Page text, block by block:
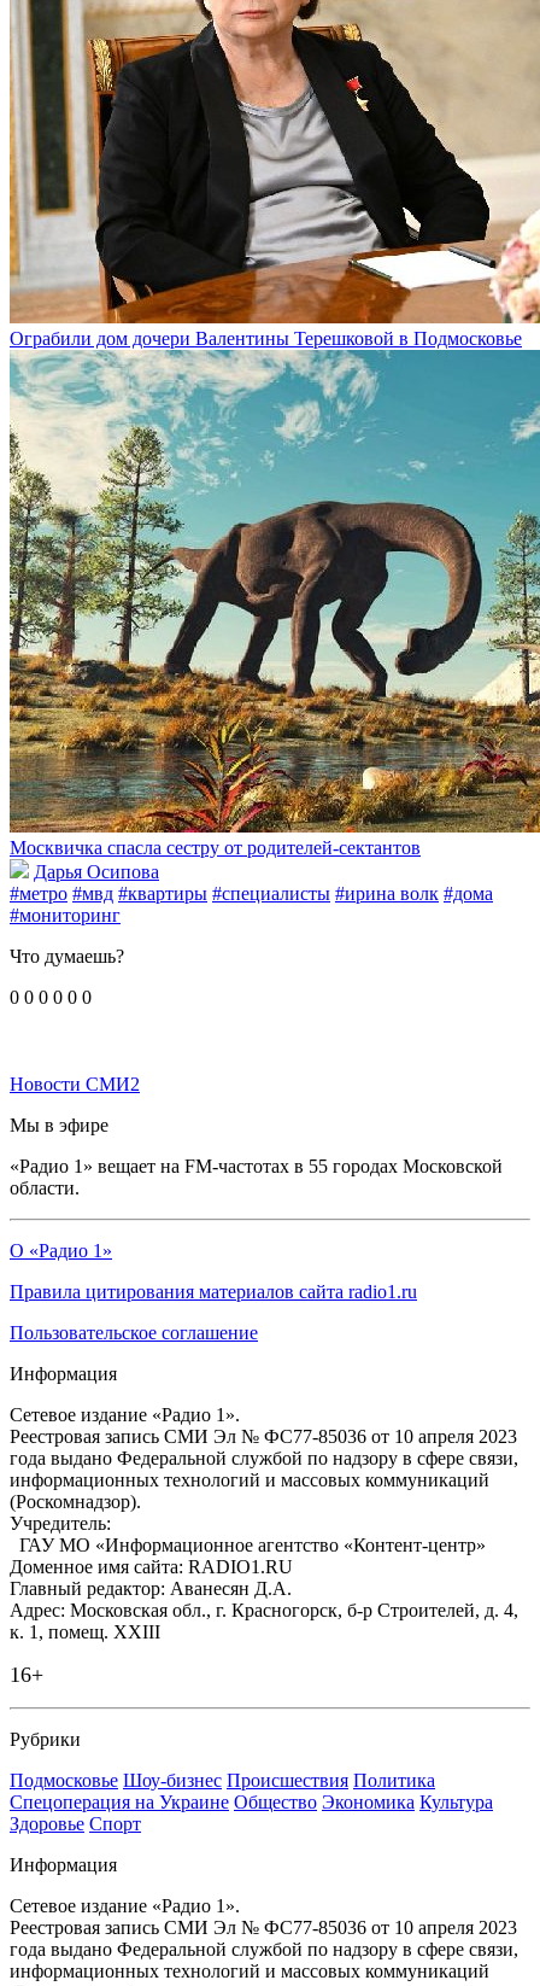
Ограбили дом дочери Валентины Терешковой в Подмосковье
Москвичка спасла сестру от родителей-сектантов
Дарья Осипова
#метро #мвд #квартиры #специалисты #ирина волк #дома
#мониторинг
Что думаешь?
0 0 0 0 0 0
Новости СМИ2
Мы в эфире
«Радио 1» вещает на FM-частотах в 55 городах Московской
области.
О «Радио 1»
Правила цитирования материалов сайта radio1.ru
Пользовательское соглашение
Информация
Сетевое издание «Радио 1».
Реестровая запись СМИ Эл № ФС77-85036 от 10 апреля 2023
года выдано Федеральной службой по надзору в сфере связи,
информационных технологий и массовых коммуникаций
(Роскомнадзор).
Учредитель:
ГАУ МО «Информационное агентство «Контент-центр»
Доменное имя сайта: RADIO1.RU
Главный редактор: Аванесян Д.А.
Адрес: Московская обл., г. Красногорск, б-р Строителей, д. 4,
к. 1, помещ. XXIII
16+
Рубрики
Подмосковье Шоу-бизнес Происшествия Политика
Спецоперация на Украине Общество Экономика Культура
Здоровье Спорт
Информация
Сетевое издание «Радио 1».
Реестровая запись СМИ Эл № ФС77-85036 от 10 апреля 2023
года выдано Федеральной службой по надзору в сфере связи,
информационных технологий и массовых коммуникаций